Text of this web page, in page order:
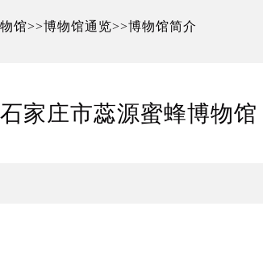
馆>>博物馆通览>>博物馆简介
石家庄市蕊源蜜蜂博物馆